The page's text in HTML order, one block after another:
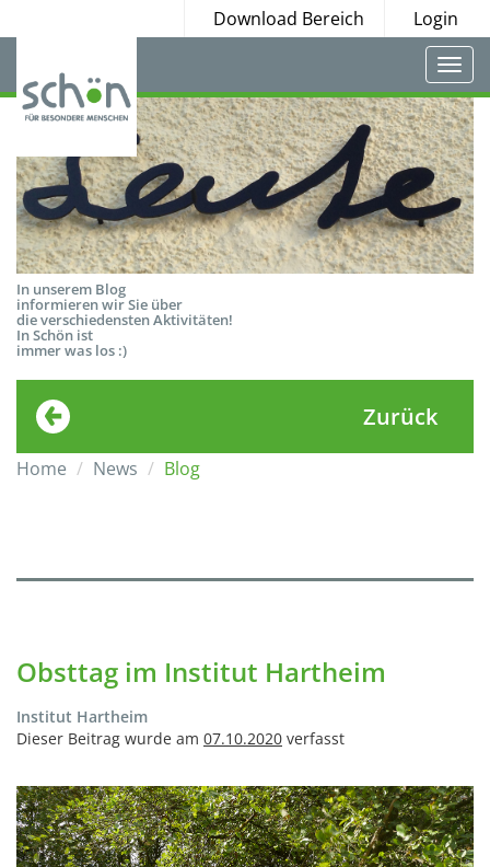
Download Bereich Login
In unserem Blog
informieren wir Sie über
die verschiedensten Aktivitäten!
In Schön ist
immer was los :)
Zurück
Home News Blog
Obsttag im Institut Hartheim
Institut Hartheim
Dieser Beitrag wurde am 07.10.2020 verfasst